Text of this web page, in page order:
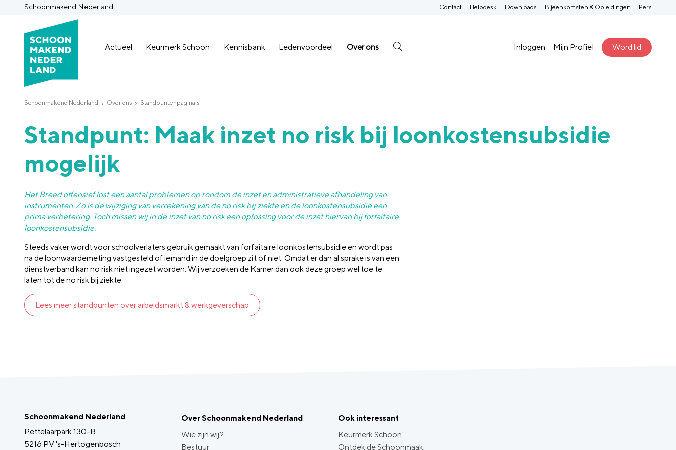
Schoonmakend Nederland
Actueel Keurmerk Schoon Kennisbank Ledenvoordeel Over ons Inloggen Mijn Profiel Word lid
Contact Helpdesk Downloads Bijeenkomsten & Opleidingen Pers
Schoonmakend Nederland Over ons Standpuntenpagina's
Standpunt: Maak inzet no risk bij loonkostensubsidie
mogelijk
Het Breed offensief lost een aantal problemen op rondom de inzet en administratieve afhandeling van
instrumenten. Zo is de wijziging van verrekening van de no risk bij ziekte en de loonkostensubsidie een
prima verbetering. Toch missen wij in de inzet van no risk een oplossing voor de inzet hiervan bij forfaitaire
loonkostensubsidie.
Steeds vaker wordt voor schoolverlaters gebruik gemaakt van forfaitaire loonkostensubsidie en wordt pas
na de loonwaardemeting vastgesteld of iemand in de doelgroep zit of niet. Omdat er dan al sprake is van een
dienstverband kan no risk niet ingezet worden. Wij verzoeken de Kamer dan ook deze groep wel toe te
laten tot de no risk bij ziekte.
Lees meer standpunten over arbeidsmarkt & werkgeverschap
Schoonmakend Nederland
Pettelaarpark 130-B
5216 PV 's-Hertogenbosch
Over Schoonmakend Nederland
Wie zijn wij?
Bestuur
Ook interessant
Keurmerk Schoon
Ontdek de Schoonmaak